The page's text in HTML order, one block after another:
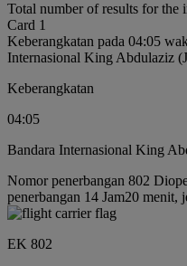
Total number of results for the
Card 1
Keberangkatan pada 04:05
Internasional King Abdulaziz
Keberangkatan
04:05
Bandara Internasional King
Nomor penerbangan 802
penerbangan 14 Jam20 menit,
EK 802